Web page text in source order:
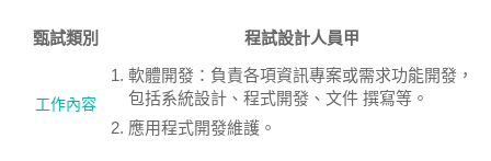
甄試類別 程試設計人員甲
工作內容
軟體開發：負責各項資訊專案或需求功能開發，
包括系統設計、程式開發、文件 撰寫等。
應用程式開發維護。